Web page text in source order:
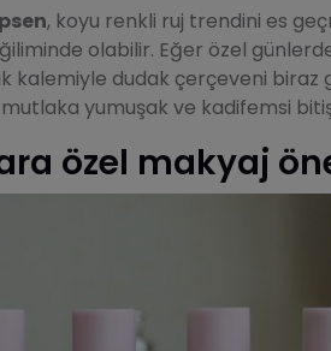
, koyu renkli ruj trendini es
olabilir. Eğer özel
kalemiyle dudak çerçeveni biraz
yumuşak ve kadifemsi
özel makyaj